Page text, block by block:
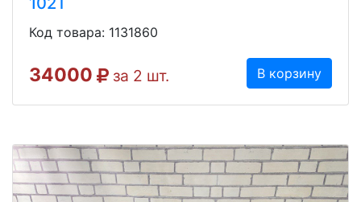
Код товара: 1131860
34000 за 2 шт. В корзину